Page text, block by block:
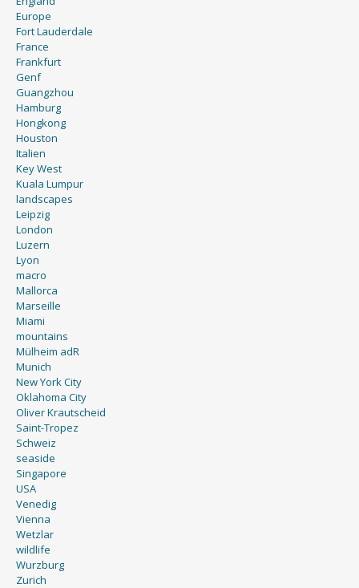
Europe
Fort Lauderdale
France
Frankfurt
Genf
Guangzhou
Hamburg
Hongkong
Houston
Italien
Key West
Kuala Lumpur
landscapes
Leipzig
London
Luzern
Lyon
macro
Mallorca
Marseille
Miami
mountains
Mülheim adR
Munich
New York City
Oklahoma City
Oliver Krautscheid
Saint-Tropez
Schweiz
seaside
Singapore
USA
Venedig
Vienna
Wetzlar
wildlife
Wurzburg
Zurich